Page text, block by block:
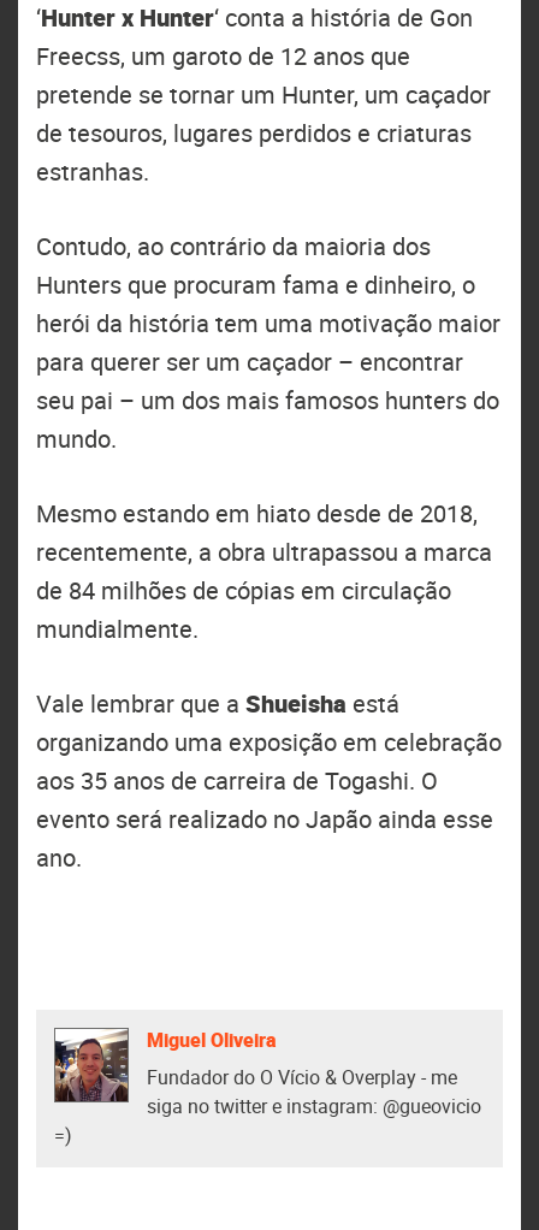
‘Hunter x Hunter‘ conta a história de Gon
Freecss, um garoto de 12 anos que
pretende se tornar um Hunter, um caçador
de tesouros, lugares perdidos e criaturas
estranhas.
Contudo, ao contrário da maioria dos
Hunters que procuram fama e dinheiro, o
herói da história tem uma motivação maior
para querer ser um caçador – encontrar
seu pai – um dos mais famosos hunters do
mundo.
Mesmo estando em hiato desde de 2018,
recentemente, a obra ultrapassou a marca
de 84 milhões de cópias em circulação
mundialmente.
Vale lembrar que a Shueisha está
organizando uma exposição em celebração
aos 35 anos de carreira de Togashi. O
evento será realizado no Japão ainda esse
ano.
Miguel Oliveira
Fundador do O Vício & Overplay - me
siga no twitter e instagram: @gueovicio
=)